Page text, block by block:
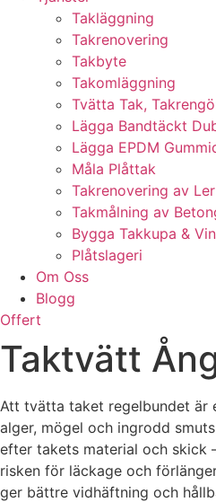
Takläggning
Takrenovering
Takbyte
Takomläggning
Tvätta Tak,
Lägga Bandtäckt
Lägga EPDM
Måla Plåttak
Takrenovering av
Takmålning av
Bygga Takkupa &
Plåtslageri
Om Oss
Blogg
Offert
Taktvätt
Att tvätta taket regelbundet är
alger, mögel och ingrodd
efter takets material och skick
risken för läckage och
ger bättre vidhäftning och